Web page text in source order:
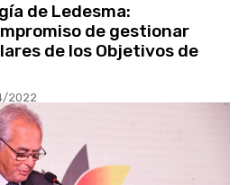
de Ledesma:
de gestionar
de los Objetivos de
2022